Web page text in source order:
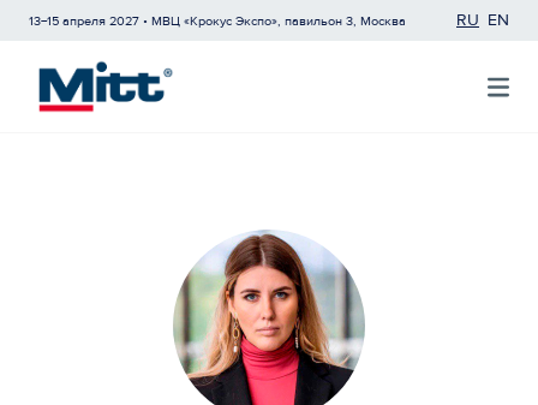
13−15 апреля 2027 • МВЦ «Крокус Экспо», павильон 3, Москва RU EN